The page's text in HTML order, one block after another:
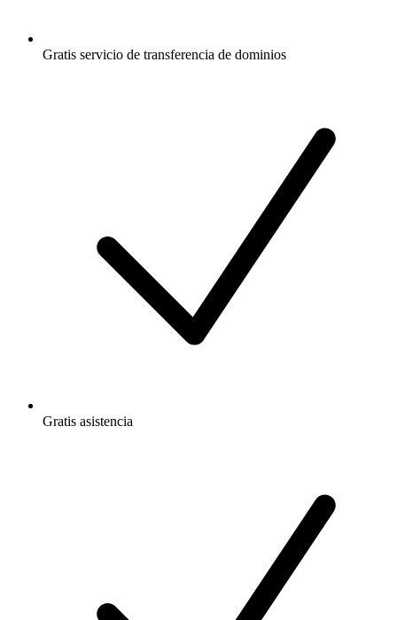
Gratis servicio de transferencia de dominios
Gratis asistencia